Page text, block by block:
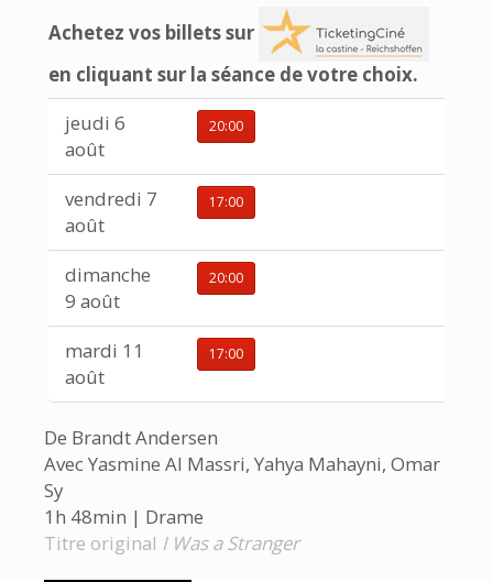
Achetez vos billets sur
en cliquant sur la séance de votre choix.
jeudi 6
août
20:00
vendredi 7
août
17:00
dimanche
9 août
20:00
mardi 11
août
17:00
De Brandt Andersen
Avec Yasmine Al Massri, Yahya Mahayni, Omar
Sy
1h 48min | Drame
Titre original I Was a Stranger